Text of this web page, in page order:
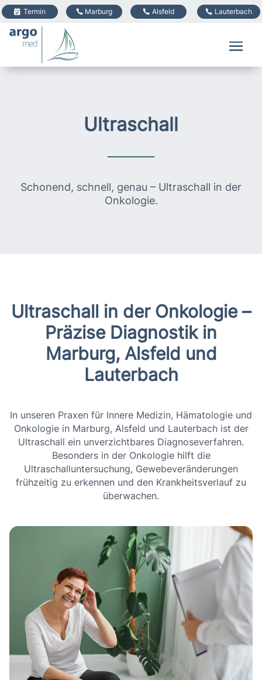
Termin Marburg Alsfeld Lauterbach
Ultraschall
Schonend, schnell, genau – Ultraschall in der
Onkologie.
Ultraschall in der Onkologie –
Präzise Diagnostik in
Marburg, Alsfeld und
Lauterbach
In unseren Praxen für Innere Medizin, Hämatologie und
Onkologie in Marburg, Alsfeld und Lauterbach ist der
Ultraschall ein unverzichtbares Diagnoseverfahren.
Besonders in der Onkologie hilft die
Ultraschalluntersuchung, Gewebeveränderungen
frühzeitig zu erkennen und den Krankheitsverlauf zu
überwachen.